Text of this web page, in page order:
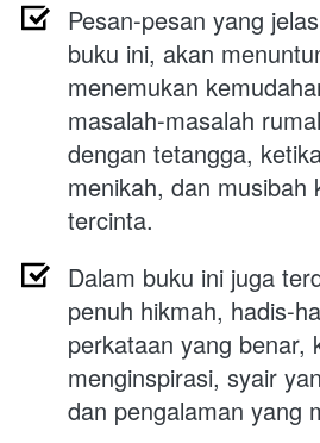
Pesan-pesan yang
buku ini, akan
menemukan
masalah-masalah
dengan tetangga,
menikah, dan musibah
tercinta.
Dalam buku ini juga
penuh hikmah, hadis-
perkataan yang benar,
menginspirasi, syair
dan pengalaman yang